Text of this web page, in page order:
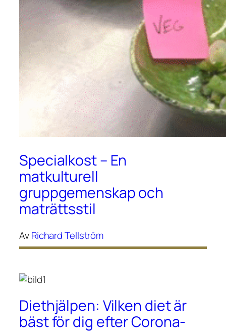
Specialkost – En
matkulturell
gruppgemenskap och
maträttsstil
AvRichard Tellström
Diethjälpen: Vilken diet är
bäst för dig efter Corona-